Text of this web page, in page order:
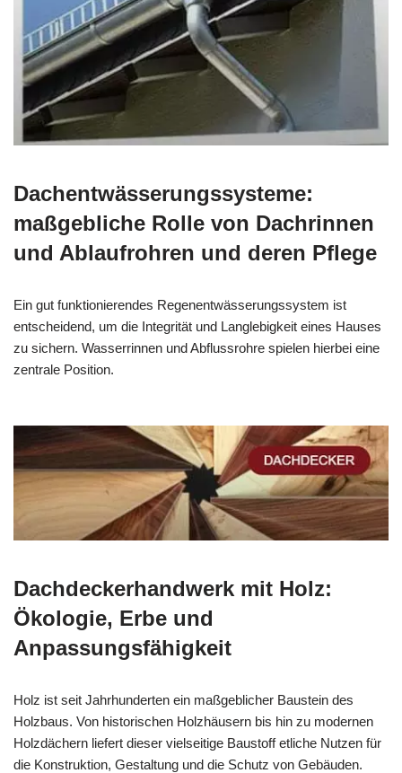
Dachentwässerungssysteme:
maßgebliche Rolle von Dachrinnen
und Ablaufrohren und deren Pflege
Ein gut funktionierendes Regenentwässerungssystem ist
entscheidend, um die Integrität und Langlebigkeit eines Hauses
zu sichern. Wasserrinnen und Abflussrohre spielen hierbei eine
zentrale Position.
Dachdeckerhandwerk mit Holz:
Ökologie, Erbe und
Anpassungsfähigkeit
Holz ist seit Jahrhunderten ein maßgeblicher Baustein des
Holzbaus. Von historischen Holzhäusern bis hin zu modernen
Holzdächern liefert dieser vielseitige Baustoff etliche Nutzen für
die Konstruktion, Gestaltung und die Schutz von Gebäuden.